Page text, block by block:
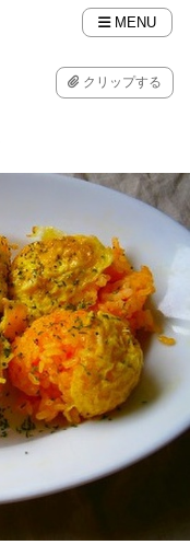
MENU
クリップする